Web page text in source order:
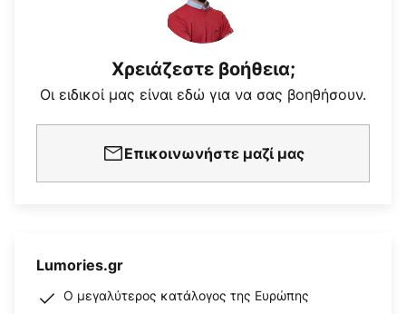
Χρειάζεστε βοήθεια;
Οι ειδικοί μας είναι εδώ για να σας βοηθήσουν.
Επικοινωνήστε μαζί μας
Lumories.gr
Ο μεγαλύτερος κατάλογος της Ευρώπης